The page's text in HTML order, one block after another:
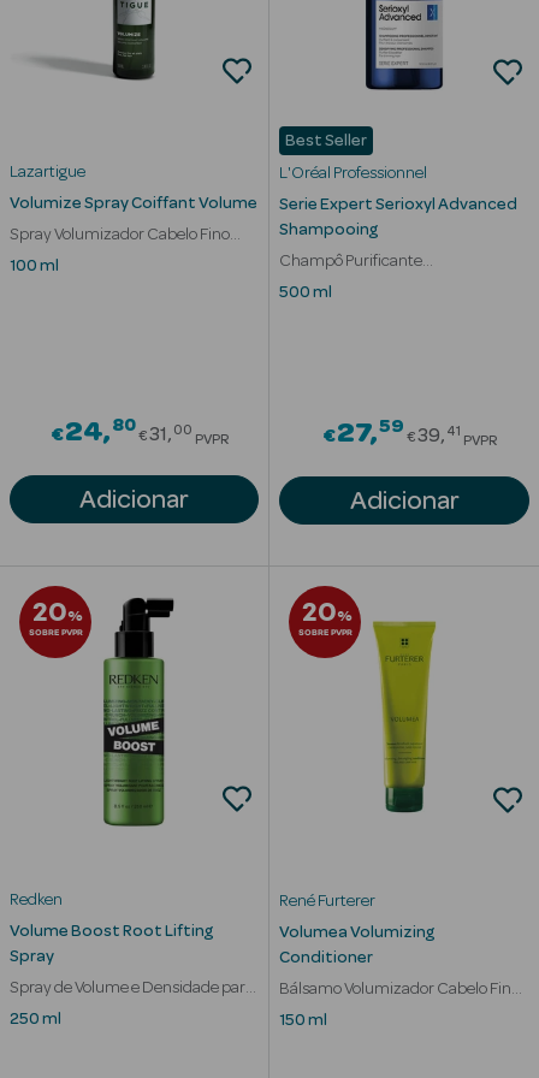
Esfoliantes
Corporais
Depilatórios
Estrias
Cuidados de
Massajadores
Coffrets
Acessórios
Ver Tudo
Hidratantes
Séruns Faciais
Lazartigue
Volumize Spray Coiffant Volume
Spray Volumizador Cabelo Fino
sem Volume
100 ml
€24 80Price reduced from
€31 00
PVPR
Adicionar
Best Seller
L'Oréal Professionnel
Serie Expert Serioxyl Advanced
Shampooing
Champô Purificante
Redensificador Cabelo Fino
500 ml
€27 59Price
€39 41
PVPR
Adicionar
20%
SOBRE PVPR
Redken
Volume Boost Root Lifting
Spray
Spray de Volume e Densidade para
Cabelos Finos
250 ml
20%
SOBRE PVPR
René Furterer
Volumea Volumizing
Conditioner
Bálsamo Volumizador Cabelo Fino
sem Volume
150 ml